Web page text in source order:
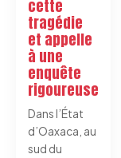
cette
tragédie
et appelle
à une
enquête
rigoureuse
Dans l’État
d’Oaxaca, au
sud du